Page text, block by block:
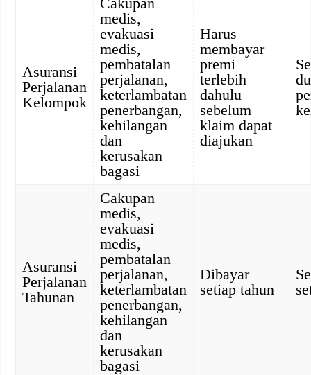
Asuransi
Perjalanan
Kelompok
medis,
evakuasi
medis,
pembatalan
perjalanan,
keterlambatan
penerbangan,
kehilangan
dan
kerusakan
bagasi
Harus
membayar
premi
terlebih
dahulu
sebelum
klaim dapat
diajukan
Asuransi
Perjalanan
Tahunan
Cakupan
medis,
evakuasi
medis,
pembatalan
perjalanan,
keterlambatan
penerbangan,
kehilangan
dan
kerusakan
bagasi
Dibayar
setiap tahun